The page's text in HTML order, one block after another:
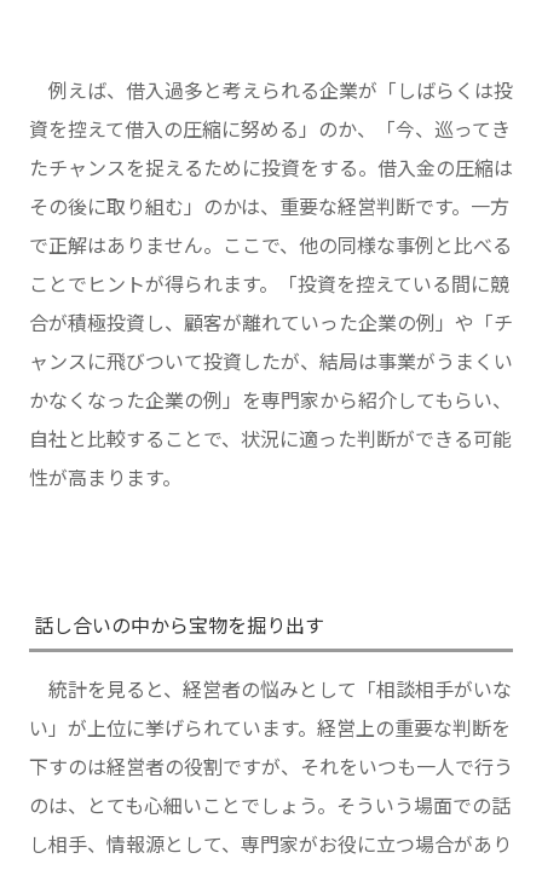
例えば、借入過多と考えられる企業が「しばらくは投
資を控えて借入の圧縮に努める」のか、「今、巡ってき
たチャンスを捉えるために投資をする。借入金の圧縮は
その後に取り組む」のかは、重要な経営判断です。一方
で正解はありません。ここで、他の同様な事例と比べる
ことでヒントが得られます。「投資を控えている間に競
合が積極投資し、顧客が離れていった企業の例」や「チ
ャンスに飛びついて投資したが、結局は事業がうまくい
かなくなった企業の例」を専門家から紹介してもらい、
自社と比較することで、状況に適った判断ができる可能
性が高まります。
話し合いの中から宝物を掘り出す
統計を見ると、経営者の悩みとして「相談相手がいな
い」が上位に挙げられています。経営上の重要な判断を
下すのは経営者の役割ですが、それをいつも一人で行う
のは、とても心細いことでしょう。そういう場面での話
し相手、情報源として、専門家がお役に立つ場合があり